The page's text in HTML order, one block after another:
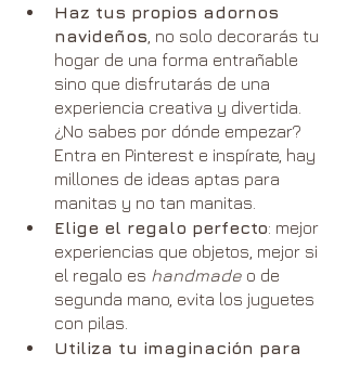
Haz tus propios adornos
navideños , no solo decorarás tu
hogar de una forma entrañable
sino que disfrutarás de una
experiencia creativa y divertida.
¿No sabes por dónde empezar?
Entra en Pinterest e inspírate, hay
millones de ideas aptas para
manitas y no tan manitas.
Elige el regalo perfecto: mejor
experiencias que objetos, mejor si
el regalo es handmade o de
segunda mano, evita los juguetes
con pilas.
Utiliza tu imaginación para